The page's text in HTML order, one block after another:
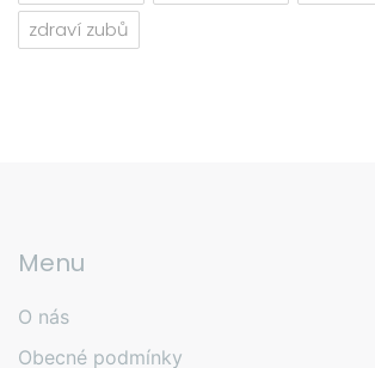
zdraví zubů
Menu
O nás
Obecné podmínky